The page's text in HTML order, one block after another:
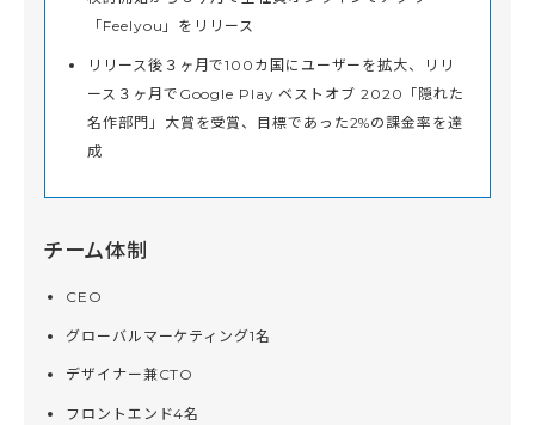
「Feelyou」をリリース
リリース後３ヶ月で100カ国にユーザーを拡大、リリ
ース３ヶ月でGoogle Play ベストオブ 2020「隠れた
名作部門」大賞を受賞、目標であった2%の課金率を達
成
チーム体制
CEO
グローバルマーケティング1名
デザイナー兼CTO
フロントエンド4名